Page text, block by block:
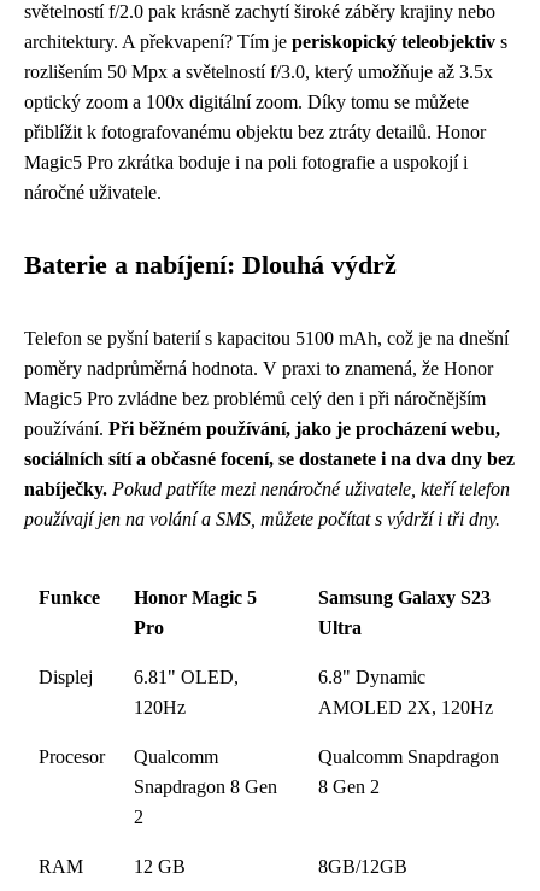
světelností f/2.0 pak krásně zachytí široké záběry krajiny nebo
architektury. A překvapení? Tím je periskopický teleobjektiv s
rozlišením 50 Mpx a světelností f/3.0, který umožňuje až 3.5x
optický zoom a 100x digitální zoom. Díky tomu se můžete
přiblížit k fotografovanému objektu bez ztráty detailů. Honor
Magic5 Pro zkrátka boduje i na poli fotografie a uspokojí i
náročné uživatele.
Baterie a nabíjení: Dlouhá výdrž
Telefon se pyšní baterií s kapacitou 5100 mAh, což je na dnešní
poměry nadprůměrná hodnota. V praxi to znamená, že Honor
Magic5 Pro zvládne bez problémů celý den i při náročnějším
používání. Při běžném používání, jako je procházení webu,
sociálních sítí a občasné focení, se dostanete i na dva dny bez
nabíječky. Pokud patříte mezi nenáročné uživatele, kteří telefon
používají jen na volání a SMS, můžete počítat s výdrží i tři dny.
Funkce
Honor Magic 5
Pro
Samsung Galaxy S23
Ultra
Displej
6.81" OLED,
120Hz
6.8" Dynamic
AMOLED 2X, 120Hz
Procesor
Qualcomm
Snapdragon 8 Gen
2
Qualcomm Snapdragon
8 Gen 2
RAM 12 GB 8GB/12GB